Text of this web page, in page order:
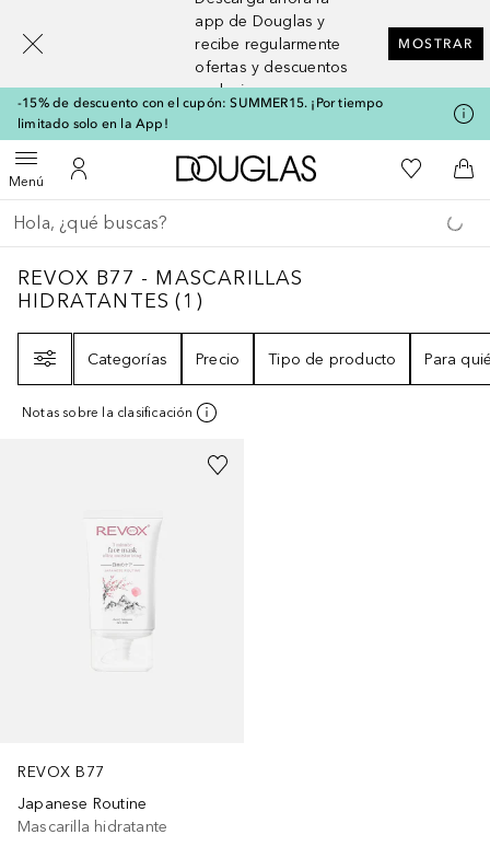
app de Douglas y
recibe regularmente
ofertas y descuentos
exclusivos
MOSTRAR
-15% de descuento con el cupón: SUMMER15. ¡Por tiempo
limitado solo en la App!
MenúAbrir menúMi cuenta
A Douglas HomeMi lista de
A
Regresar
Ejecutar búsqueda
REVOX B77 - MASCARILLAS HIDRATANTES
REVOX B77 - MASCARILLAS
HIDRATANTES (1 )
Categorías
Precio Tipo de producto Para
Notas sobre la clasificación
REVOX B77
Japanese Routine
Mascarilla hidratante
[navigation.slideout.screenreader]